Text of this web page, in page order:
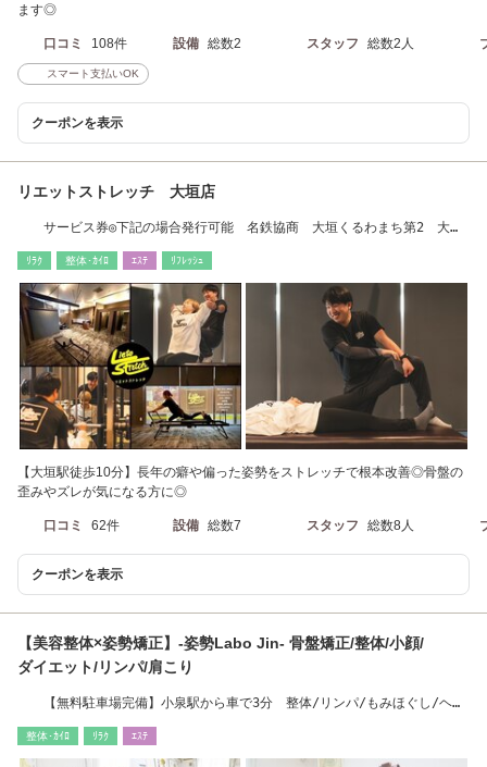
ます◎
口コミ 108件 設備 総数2 スタッフ 総数2人
スマート支払いOK
クーポンを表示
リエットストレッチ 大垣店
サービス券◎下記の場合発行可能 名鉄協商 大垣くるわまち第2 大垣
ﾘﾗｸ 整体･ｶｲﾛ ｴｽﾃ ﾘﾌﾚｯｼｭ
【大垣駅徒歩10分】長年の癖や偏った姿勢をストレッチで根本改善◎骨盤の
歪みやズレが気になる方に◎
口コミ 62件 設備 総数7 スタッフ 総数8人
クーポンを表示
【美容整体×姿勢矯正】-姿勢Labo Jin- 骨盤矯正/整体/小顔/
ダイエット/リンパ/肩こり
【無料駐車場完備】小泉駅から車で3分 整体/リンパ/もみほぐし/ヘッ
整体･ｶｲﾛ ﾘﾗｸ ｴｽﾃ